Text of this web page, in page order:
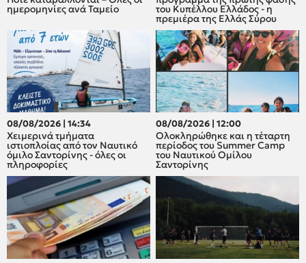
ημερομηνίες ανά Ταμείο του Κυπέλλου Ελλάδος - η
πρεμιέρα της Ελλάς Σύρου
08/08/2026 | 14:34
Χειμερινά τμήματα
ιστιοπλοίας από τον Ναυτικό
όμιλο Σαντορίνης - όλες οι
πληροφορίες
08/08/2026 | 12:00
Oλοκληρώθηκε και η τέταρτη
περίοδος του Summer Camp
του Ναυτικού Ομίλου
Σαντορίνης